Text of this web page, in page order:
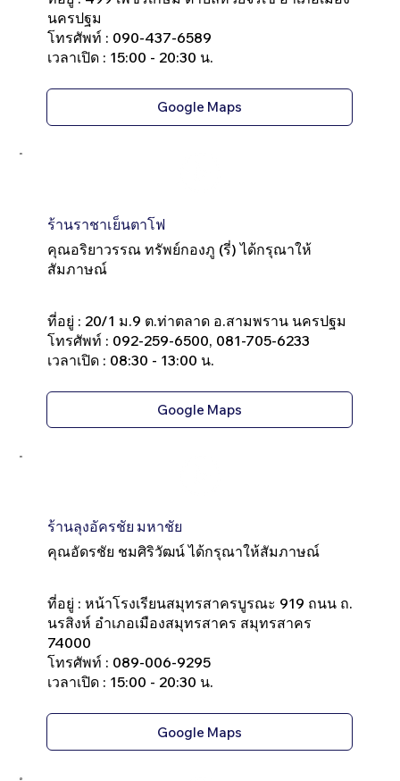
นครปฐม
โทรศัพท์ : 090-437-6589
เวลาเปิด : 15:00 - 20:30 น.
Google Maps
ร้านราชาเย็นตาโฟ
คุณอริยาวรรณ ทรัพย์กองภู (รี่) ได้กรุณาให้
สัมภาษณ์
ที่อยู่ : 20/1 ม.9 ต.ท่าตลาด อ.สามพราน นครปฐม
โทรศัพท์ : 092-259-6500, 081-705-6233
เวลาเปิด : 08:30 - 13:00 น.
Google Maps
ร้านลุงอัครชัย มหาชัย
คุณอัดรชัย ชมศิริวัฒน์ ได้กรุณาให้สัมภาษณ์
ที่อยู่ : หน้าโรงเรียนสมุทรสาครบูรณะ 919 ถนน ถ.
นรสิงห์ อำเภอเมืองสมุทรสาคร สมุทรสาคร
74000
โทรศัพท์ : 089-006-9295
เวลาเปิด : 15:00 - 20:30 น.
Google Maps